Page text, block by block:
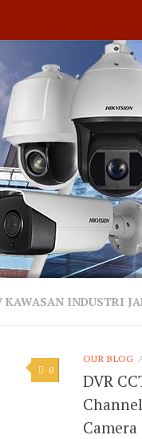
KAWASAN INDUSTRI
0
OUR BLOG
DVR
Camera